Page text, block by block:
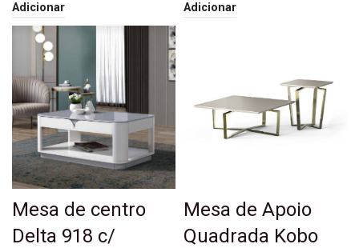
Adicionar Adicionar
Mesa de centro
Delta 918 c/
Mesa de Apoio
Quadrada Kobo